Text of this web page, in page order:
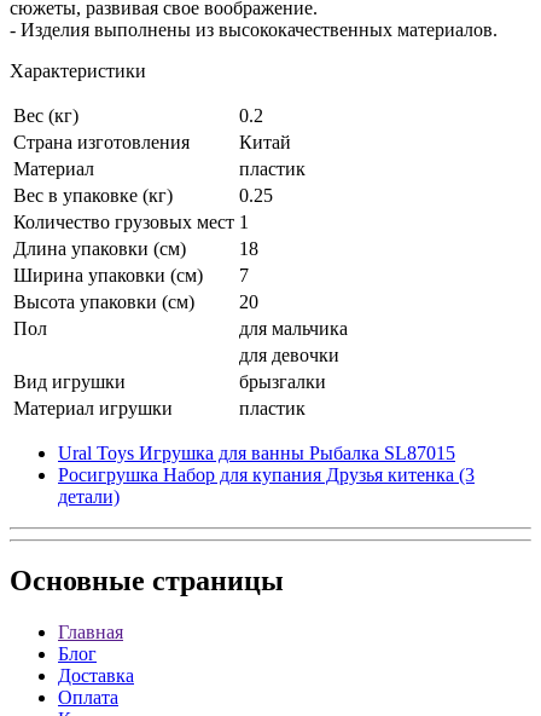
сюжеты, развивая свое воображение.
- Изделия выполнены из высококачественных материалов.
Характеристики
Вес (кг)
0.2
Страна изготовления
Китай
Материал
пластик
Вес в упаковке (кг)
0.25
Количество грузовых мест 1
Длина упаковки (см)
18
Ширина упаковки (см)
7
Высота упаковки (см)
20
Пол
для мальчика
для девочки
Вид игрушки
брызгалки
Материал игрушки
пластик
Ural Toys Игрушка для ванны Рыбалка SL87015
Росигрушка Набор для купания Друзья китенка (3
детали)
Основные страницы
Главная
Блог
Доставка
Оплата